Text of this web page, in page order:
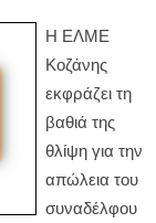
Η ΕΛΜΕ
Κοζάνης
εκφράζει τη
βαθιά της
θλίψη για την
απώλεια του
συναδέλφου